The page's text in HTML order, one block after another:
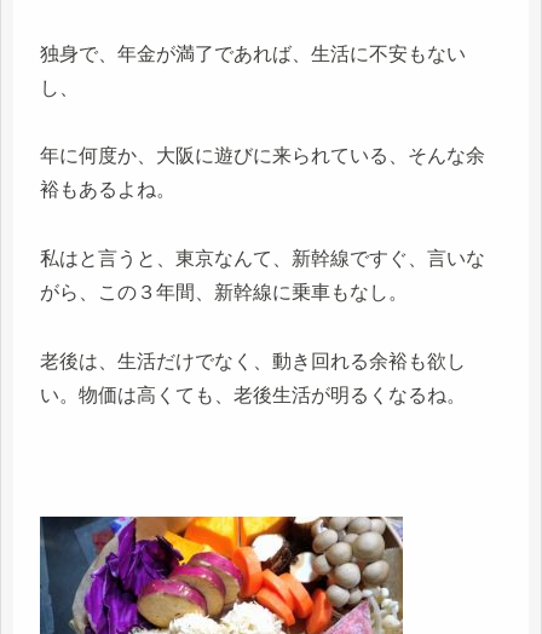
独身で、年金が満了であれば、生活に不安もない
し、
年に何度か、大阪に遊びに来られている、そんな余
裕もあるよね。
私はと言うと、東京なんて、新幹線ですぐ、言いな
がら、この３年間、新幹線に乗車もなし。
老後は、生活だけでなく、動き回れる余裕も欲し
い。物価は高くても、老後生活が明るくなるね。